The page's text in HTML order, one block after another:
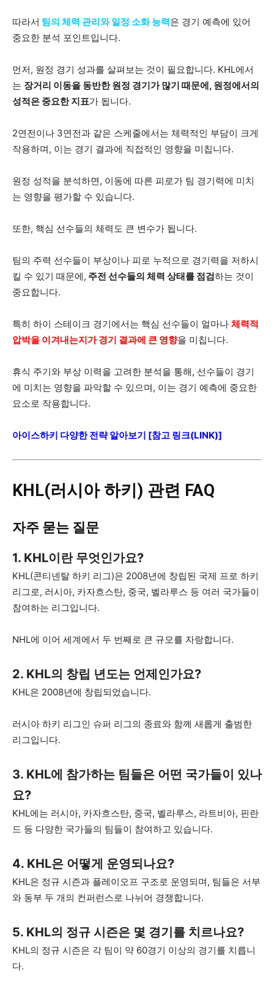
따라서 팀의 체력 관리와 일정 소화 능력은 경기 예측에 있어
중요한 분석 포인트입니다.
먼저, 원정 경기 성과를 살펴보는 것이 필요합니다. KHL에서
는 장거리 이동을 동반한 원정 경기가 많기 때문에, 원정에서의
성적은 중요한 지표가 됩니다.
2연전이나 3연전과 같은 스케줄에서는 체력적인 부담이 크게
작용하며, 이는 경기 결과에 직접적인 영향을 미칩니다.
원정 성적을 분석하면, 이동에 따른 피로가 팀 경기력에 미치
는 영향을 평가할 수 있습니다.
또한, 핵심 선수들의 체력도 큰 변수가 됩니다.
팀의 주력 선수들이 부상이나 피로 누적으로 경기력을 저하시
킬 수 있기 때문에, 주전 선수들의 체력 상태를 점검하는 것이
중요합니다.
특히 하이 스테이크 경기에서는 핵심 선수들이 얼마나 체력적
압박을 이겨내는지가 경기 결과에 큰 영향을 미칩니다.
휴식 주기와 부상 이력을 고려한 분석을 통해, 선수들이 경기
에 미치는 영향을 파악할 수 있으며, 이는 경기 예측에 중요한
요소로 작용합니다.
아이스하키 다양한 전략 알아보기 [참고 링크(LINK)]
KHL(러시아 하키) 관련 FAQ
자주 묻는 질문
1. KHL이란 무엇인가요?
KHL(콘티넨탈 하키 리그)은 2008년에 창립된 국제 프로 하키
리그로, 러시아, 카자흐스탄, 중국, 벨라루스 등 여러 국가들이
참여하는 리그입니다.
NHL에 이어 세계에서 두 번째로 큰 규모를 자랑합니다.
2. KHL의 창립 년도는 언제인가요?
KHL은 2008년에 창립되었습니다.
러시아 하키 리그인 슈퍼 리그의 종료와 함께 새롭게 출범한
리그입니다.
3. KHL에 참가하는 팀들은 어떤 국가들이 있나
요?
KHL에는 러시아, 카자흐스탄, 중국, 벨라루스, 라트비아, 핀란
드 등 다양한 국가들의 팀들이 참여하고 있습니다.
4. KHL은 어떻게 운영되나요?
KHL은 정규 시즌과 플레이오프 구조로 운영되며, 팀들은 서부
와 동부 두 개의 컨퍼런스로 나뉘어 경쟁합니다.
5. KHL의 정규 시즌은 몇 경기를 치르나요?
KHL의 정규 시즌은 각 팀이 약 60경기 이상의 경기를 치릅니
다.